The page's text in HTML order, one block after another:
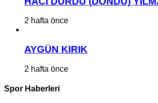
2 hafta önce
AYGÜN KIRIK
2 hafta önce
Spor Haberleri